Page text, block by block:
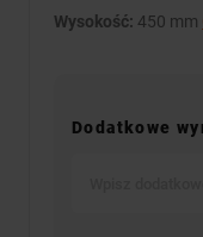
Wysokość: 450 mm
Dodatkowe